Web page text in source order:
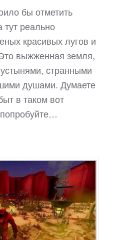
бы отметить
реально
красивых лугов и
выжженная земля,
странными
душами. Думаете
в таком вот